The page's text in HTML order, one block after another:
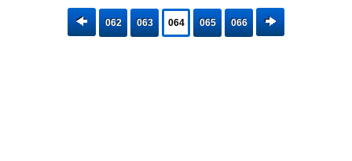
062 063 064 065 066